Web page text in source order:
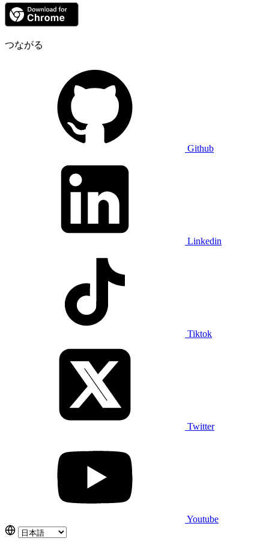
つながる
Github
Linkedin
Tiktok
Twitter
Youtube